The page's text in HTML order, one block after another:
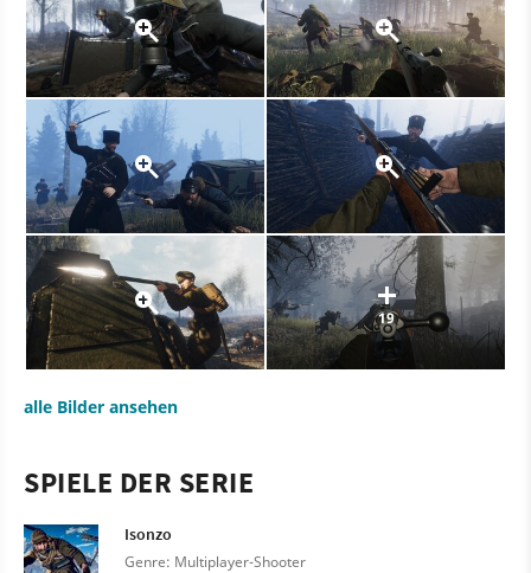
19
alle Bilder ansehen
SPIELE DER SERIE
Isonzo
Genre: Multiplayer-Shooter